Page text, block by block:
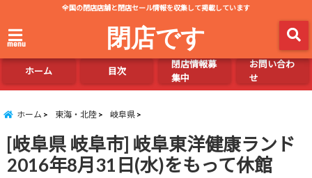
全国の閉店店舗と閉店セール情報を収集して掲載しています
menu 閉店です
ホーム 目次
閉店情報募
集中
お問い合わ
せ
ホーム 東海・北陸 岐阜県
[岐阜県 岐阜市] 岐阜東洋健康ランド
2016年8月31日(水)をもって休館